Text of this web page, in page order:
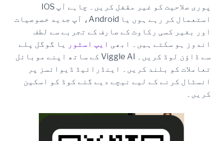
پوری صلاحیت کو غیر مقفل کریں۔ چاہے آپ IOS
استعمال کر رہے ہوں یا Android، آپ جدید خصوصیات
اور بغیر کسی رکاوٹ کے صارف کے تجربے سے لطف
اندوز ہو سکتے ہیں۔ ابھی ایپ اسٹور
یا گوگل پلے
سے ڈاؤن لوڈ کریں۔ Viggle AI کے ساتھ اپنے موبائل
تعاملات کو بلند کریں۔ اینڈرائیڈ ڈیوائسز پر
انسٹال کرنے کے لیے نیچے دیے گئے کوڈ کو اسکین
کریں۔